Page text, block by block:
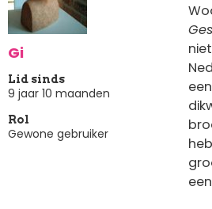
Gi
Lid sinds
9 jaar 10 maanden
Rol
Gewone gebruiker